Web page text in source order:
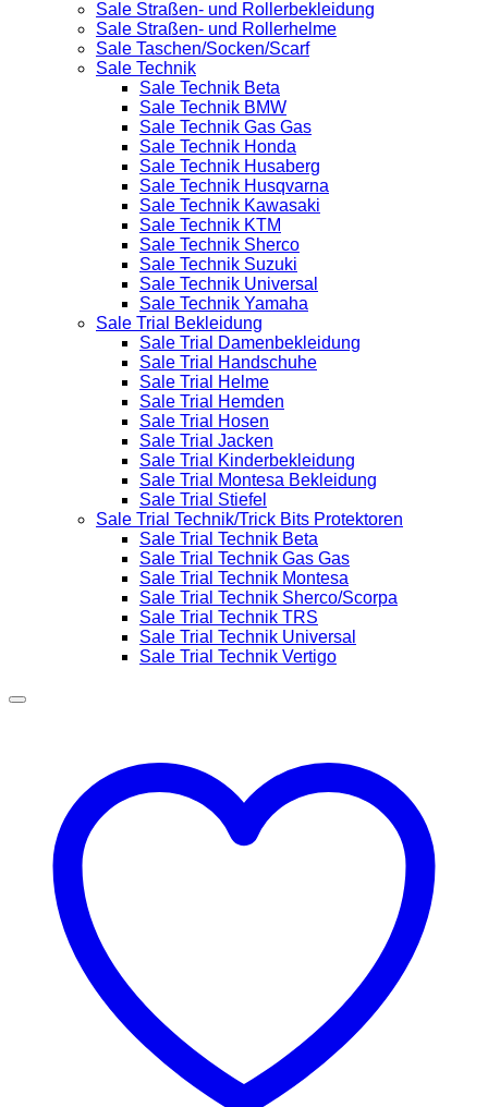
Sale Straßen- und Rollerbekleidung
Sale Straßen- und Rollerhelme
Sale Taschen/Socken/Scarf
Sale Technik
Sale Technik Beta
Sale Technik BMW
Sale Technik Gas Gas
Sale Technik Honda
Sale Technik Husaberg
Sale Technik Husqvarna
Sale Technik Kawasaki
Sale Technik KTM
Sale Technik Sherco
Sale Technik Suzuki
Sale Technik Universal
Sale Technik Yamaha
Sale Trial Bekleidung
Sale Trial Damenbekleidung
Sale Trial Handschuhe
Sale Trial Helme
Sale Trial Hemden
Sale Trial Hosen
Sale Trial Jacken
Sale Trial Kinderbekleidung
Sale Trial Montesa Bekleidung
Sale Trial Stiefel
Sale Trial Technik/Trick Bits Protektoren
Sale Trial Technik Beta
Sale Trial Technik Gas Gas
Sale Trial Technik Montesa
Sale Trial Technik Sherco/Scorpa
Sale Trial Technik TRS
Sale Trial Technik Universal
Sale Trial Technik Vertigo